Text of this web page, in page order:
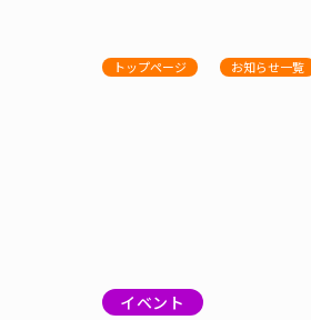
トップページ お知らせ一覧
イベント